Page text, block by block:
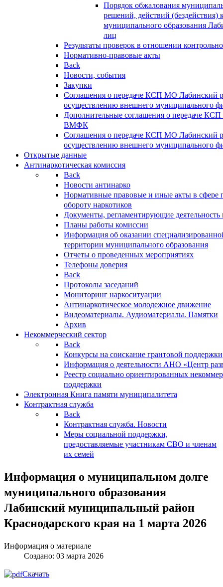
Порядок обжалования
решений, действий (бездействия)
муниципального образования
лиц
Результаты проверок в отношении
Нормативно-правовые акты
Back
Новости, события
Закупки
Соглашения о передаче КСП МО Лабинский
осуществлению внешнего муниципального
Дополнительные соглашения о передаче
ВМФК
Соглашения о передаче КСП МО Лабинский
осуществлению внешнего муниципального
Открытые данные
Антинаркотическая комиссия
Back
Новости антинарко
Нормативные правовые и иные акты в сфере
обороту наркотиков
Документы, регламентирующие деятельность
Планы работы комиссии
Информация об оказании
территории муниципального образования
Отчеты о проведенных мероприятиях
Телефоны доверия
Back
Протоколы заседаний
Мониторинг наркоситуации
Антинаркотическое молодежное движение
Видеоматериалы. Аудиоматериалы. Памятки
Архив
Некоммерческий сектор
Back
Конкурсы на соискание грантовой поддержки
Информация о деятельности АНО «Центр
Реестр социально ориентированных
поддержки
Электронная Книга памяти муниципалитета
Контрактная служба
Back
Контрактная служба. Новости
Меры социальной поддержки,
предоставляемые участникам СВО и членам
их семей
Информация о муниципальном долге
муниципального образования
Лабинский муниципальный район
Краснодарского края на 1 марта 2026
Информация о материале
Создано: 03 марта 2026
Скачать